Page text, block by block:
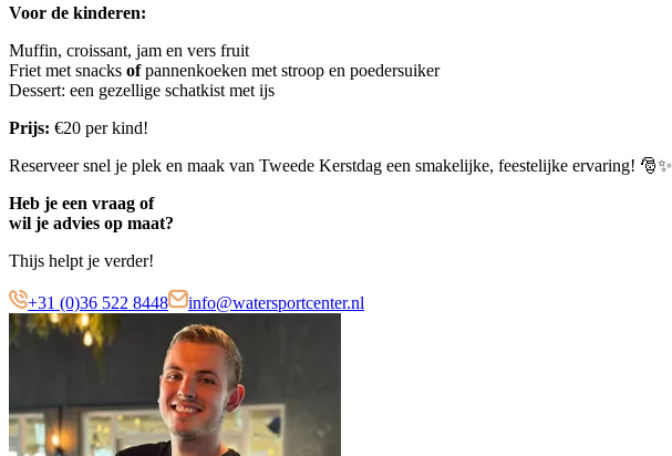
Voor de kinderen:
Muffin, croissant, jam en vers fruit
Friet met snacks ofpannenkoeken met stroop en poedersuiker
Dessert: een gezellige schatkist met ijs
Prijs: €20 per kind!
Reserveer snel je plek en maak van Tweede Kerstdag een smakelijke, feestelijke ervaring! 🎅✨
Heb je een vraag of
wil je advies op maat?
Thijs helpt je verder!
+31 (0)36 522 8448 info@watersportcenter.nl